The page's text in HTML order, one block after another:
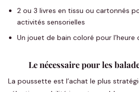
2 ou 3 livres en tissu ou cartonnés
activités sensorielles
Un jouet de bain coloré pour l’heure
Le nécessaire pour les
La poussette est l’achat le plus